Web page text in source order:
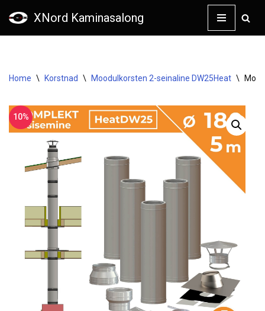
XNord Kaminasalong
Home \ Korstnad \ Moodulkorsten 2-seinaline DW25Heat \
10%